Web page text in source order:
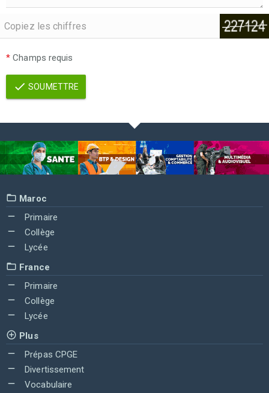
* Champs requis
SOUMETTRE
Maroc
Primaire
Collège
Lycée
France
Primaire
Collège
Lycée
Plus
Prépas CPGE
Divertissement
Vocabulaire